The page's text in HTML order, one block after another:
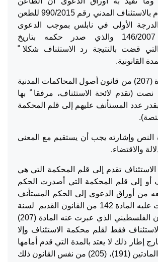
"المستأنف" تقدم بالاستئناف المدني رقم 990/2015 للطعن
الأولى في نابلس بموجب الدعوى
المدنية رقم 146/2007 والذي صدر حكمه بتاريخ
09/2015 والتي قضت بالنتيجة رد الاستئناف شكلا
القانونية.
ولما كانت المادة (207) من قانون أصول المحاكمات المدنية
نصت (تقدم لائحة الاستئناف، مرفقا ً بها
عدد المستأنف عليهم إلى قلم المحكمة
النص وإشارته يجب أن يستقيم مع المعنى
والاقتضاء.
الاستئناف تقدم إلى قلم المحكمة التي هي
أو إلى قلم المحكمة التي أصدرت الحكم
من أوراق الدعوى إلى الحكم المستأنف
إليها هذا ما نصت عليه المادة 142 من القانون القديم لسنة
1952 أما القانون الفلسطيني الذي عبرت عنه المادة (207)
فقط لقلم محكمة الاستئناف وإلا
إطار ذلك لا يعتد بالمدة التي قدم أمامها
وإعمالا ً بصريح المادتين (191)، (205) من نفس القانون ذلك